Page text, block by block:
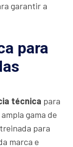
garantir a
para
técnica para
gama de
para
marca e